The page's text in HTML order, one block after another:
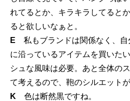
れてるとか、キラキラしてると
ると欲しいなぁと。
E 私もブランドは関係なく、自
に沿っているアイテムを買いた
シュな風味は必要。あと全体の
て考えるので、鞄のシルエットが
K 色は断然黒ですね。